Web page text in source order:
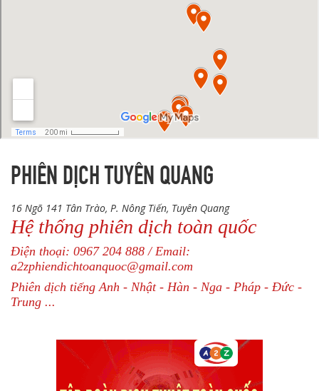
PHIÊN DỊCH TUYÊN QUANG
16 Ngõ 141 Tân Trào, P. Nông Tiến, Tuyên Quang
Hệ thống phiên dịch toàn quốc
Điện thoại: 0967 204 888 / Email:
a2zphiendichtoanquoc@gmail.com
Phiên dịch tiếng Anh - Nhật - Hàn - Nga - Pháp - Đức -
Trung ...